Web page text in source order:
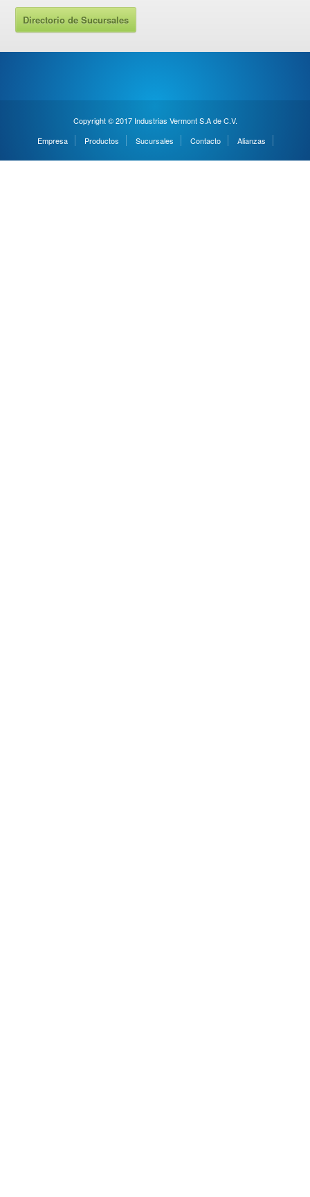
Directorio de Sucursales
Copyright © 2017 Industrias Vermont S.A de C.V.
Empresa
Productos Sucursales Contacto Alianzas